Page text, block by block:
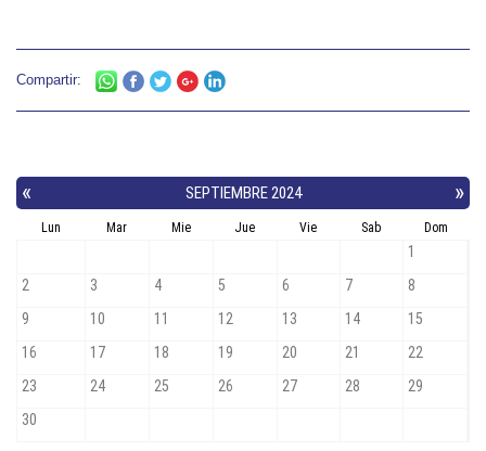
Compartir: